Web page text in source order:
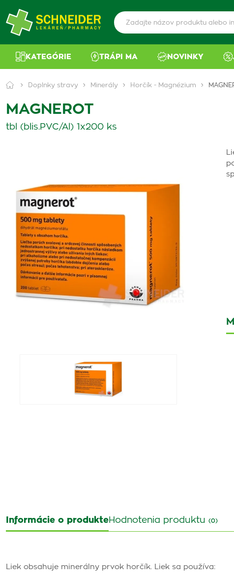
KATEGÓRIE TRÁPI MA NOVINKY
Doplnky stravy Minerály Horčík - Magnézium
MAGNEROT
tbl (blis.PVC/Al) 1x200 ks
Informácie o produkteHodnotenia produktu (0)
Liek obsahuje minerálny prvok horčík. Liek sa používa: